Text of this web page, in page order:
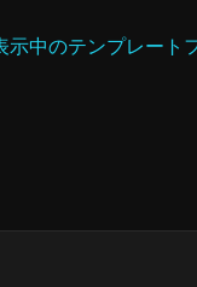
中のテンプレート